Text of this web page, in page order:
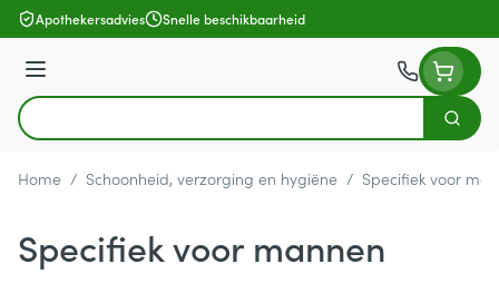
Ga naar de inhoud
Apothekersadvies Snelle beschikbaarheid
Menu
Product, merk, categorie...
Zoek
Home / Schoonheid, verzorging en hygiëne / Specifiek voor
Specifiek voor mannen